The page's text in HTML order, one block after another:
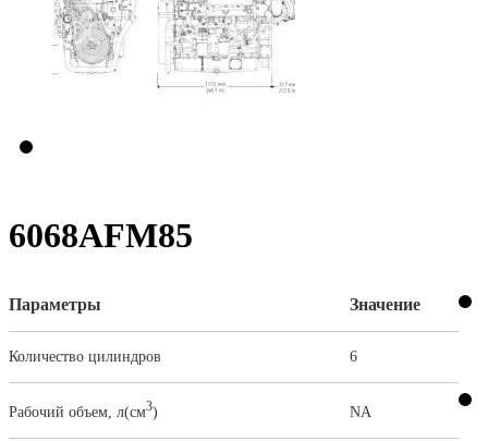
6068AFM85
Параметры Значение
Количество цилиндров 6
Рабочий объем, л(см3) NA